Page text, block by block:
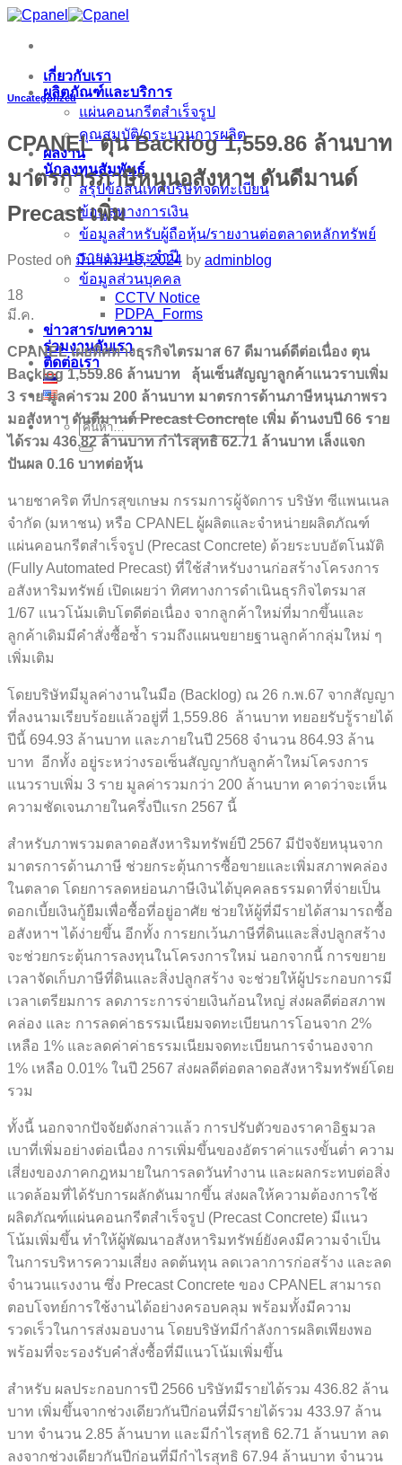
ข้าม
เนื้อหา
เกี่ยวกับเรา
ผลิตภัณฑ์และบริการ
แผ่นคอนกรีตสำเร็จรูป
คุณสมบัติ/กระบวนการผลิต
ผลงาน
นักลงทุนสัมพันธ์
สรุปข้อสนเทศบริษัทจดทะเบียน
ข้อมูลทางการเงิน
ข้อมูลสำหรับผู้ถือหุ้น/รายงานต่อตลาดหลักทรัพย์
รายงานประจำปี
ข้อมูลส่วนบุคคล
CCTV Notice
PDPA_Forms
ข่าวสาร/บทความ
ร่วมงานกับเรา
ติดต่อเรา
Uncategorized
CPANEL ตุน Backlog 1,559.86 ล้านบาท
มาตรการภาษีหนุนอสังหาฯ ดันดีมานด์
Precast เพิ่ม
Posted on มีนาคม 18, 2024 by adminblog
18
มี.ค.
CPANEL เผยทิศทางธุรกิจไตรมาส 67 ดีมานด์ดีต่อเนื่อง ตุน
Backlog 1,559.86 ล้านบาท ลุ้นเซ็นสัญญาลูกค้าแนวราบเพิ่ม
3 ราย มูลค่ารวม 200 ล้านบาท มาตรการด้านภาษีหนุนภาพรว
มอสังหาฯ ดันดีมานด์ Precast Concrete เพิ่ม ด้านงบปี 66 ราย
ได้รวม 436.82 ล้านบาท กำไรสุทธิ 62.71 ล้านบาท เล็งแจก
ปันผล 0.16 บาทต่อหุ้น
นายชาคริต ทีปกรสุขเกษม กรรมการผู้จัดการ บริษัท ซีแพนเนล
จำกัด (มหาชน) หรือ CPANEL ผู้ผลิตและจำหน่ายผลิตภัณฑ์
แผ่นคอนกรีตสำเร็จรูป (Precast Concrete) ด้วยระบบอัตโนมัติ
(Fully Automated Precast) ที่ใช้สำหรับงานก่อสร้างโครงการ
อสังหาริมทรัพย์ เปิดเผยว่า ทิศทางการดำเนินธุรกิจไตรมาส
1/67 แนวโน้มเติบโตดีต่อเนื่อง จากลูกค้าใหม่ที่มากขึ้นและ
ลูกค้าเดิมมีคำสั่งซื้อซ้ำ รวมถึงแผนขยายฐานลูกค้ากลุ่มใหม่ ๆ
เพิ่มเติม
โดยบริษัทมีมูลค่างานในมือ (Backlog) ณ 26 ก.พ.67 จากสัญญา
ที่ลงนามเรียบร้อยแล้วอยู่ที่ 1,559.86 ล้านบาท ทยอยรับรู้รายได้
ปีนี้ 694.93 ล้านบาท และภายในปี 2568 จำนวน 864.93 ล้าน
บาท อีกทั้ง อยู่ระหว่างรอเซ็นสัญญากับลูกค้าใหม่โครงการ
แนวราบเพิ่ม 3 ราย มูลค่ารวมกว่า 200 ล้านบาท คาดว่าจะเห็น
ความชัดเจนภายในครึ่งปีแรก 2567 นี้
สำหรับภาพรวมตลาดอสังหาริมทรัพย์ปี 2567 มีปัจจัยหนุนจาก
มาตรการด้านภาษี ช่วยกระตุ้นการซื้อขายและเพิ่มสภาพคล่อง
ในตลาด โดยการลดหย่อนภาษีเงินได้บุคคลธรรมดาที่จ่ายเป็น
ดอกเบี้ยเงินกู้ยืมเพื่อซื้อที่อยู่อาศัย ช่วยให้ผู้ที่มีรายได้สามารถซื้อ
อสังหาฯ ได้ง่ายขึ้น อีกทั้ง การยกเว้นภาษีที่ดินและสิ่งปลูกสร้าง
จะช่วยกระตุ้นการลงทุนในโครงการใหม่ นอกจากนี้ การขยาย
เวลาจัดเก็บภาษีที่ดินและสิ่งปลูกสร้าง จะช่วยให้ผู้ประกอบการมี
เวลาเตรียมการ ลดภาระการจ่ายเงินก้อนใหญ่ ส่งผลดีต่อสภาพ
คล่อง และ การลดค่าธรรมเนียมจดทะเบียนการโอนจาก 2%
เหลือ 1% และลดค่าค่าธรรมเนียมจดทะเบียนการจำนองจาก
1% เหลือ 0.01% ในปี 2567 ส่งผลดีต่อตลาดอสังหาริมทรัพย์โดย
รวม
ทั้งนี้ นอกจากปัจจัยดังกล่าวแล้ว การปรับตัวของราคาอิฐมวล
เบาที่เพิ่มอย่างต่อเนื่อง การเพิ่มขึ้นของอัตราค่าแรงขั้นต่ำ ความ
เสี่ยงของภาคกฎหมายในการลดวันทำงาน และผลกระทบต่อสิ่ง
แวดล้อมที่ได้รับการผลักดันมากขึ้น ส่งผลให้ความต้องการใช้
ผลิตภัณฑ์แผ่นคอนกรีตสำเร็จรูป (Precast Concrete) มีแนว
โน้มเพิ่มขึ้น ทำให้ผู้พัฒนาอสังหาริมทรัพย์ยังคงมีความจำเป็น
ในการบริหารความเสี่ยง ลดต้นทุน ลดเวลาการก่อสร้าง และลด
จำนวนแรงงาน ซึ่ง Precast Concrete ของ CPANEL สามารถ
ตอบโจทย์การใช้งานได้อย่างครอบคลุม พร้อมทั้งมีความ
รวดเร็วในการส่งมอบงาน โดยบริษัทมีกำลังการผลิตเพียงพอ
พร้อมที่จะรองรับคำสั่งซื้อที่มีแนวโน้มเพิ่มขึ้น
สำหรับ ผลประกอบการปี 2566 บริษัทมีรายได้รวม 436.82 ล้าน
บาท เพิ่มขึ้นจากช่วงเดียวกันปีก่อนที่มีรายได้รวม 433.97 ล้าน
บาท จำนวน 2.85 ล้านบาท และมีกำไรสุทธิ 62.71 ล้านบาท ลด
ลงจากช่วงเดียวกันปีก่อนที่มีกำไรสุทธิ 67.94 ล้านบาท จำนวน